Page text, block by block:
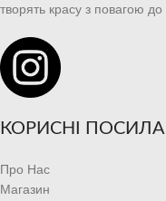
творять красу з повагою
КОРИСНІ
Про Нас
Магазин